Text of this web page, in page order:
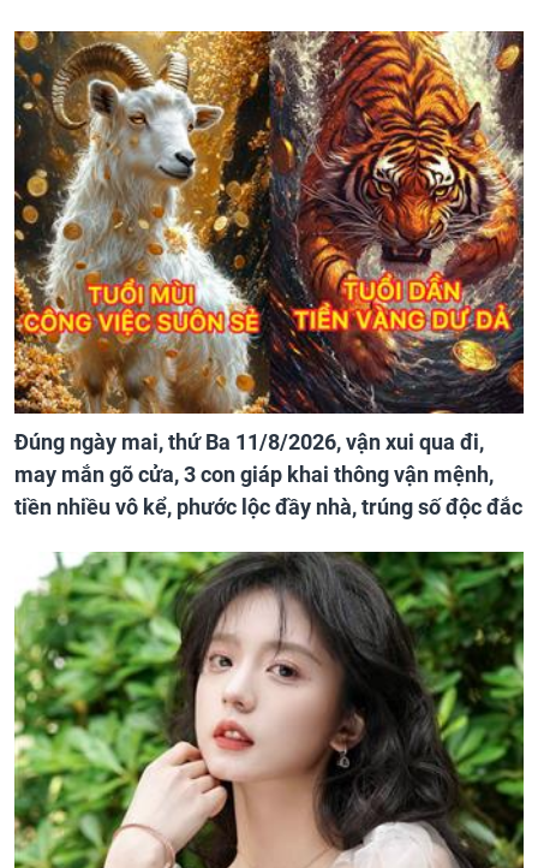
Đúng ngày mai, thứ Ba 11/8/2026, vận xui qua đi,
may mắn gõ cửa, 3 con giáp khai thông vận mệnh,
tiền nhiều vô kể, phước lộc đầy nhà, trúng số độc đắc